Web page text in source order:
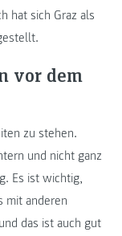
hat sich Graz als
vor dem
zu stehen.
und nicht ganz
Es ist wichtig,
mit anderen
das ist auch gut